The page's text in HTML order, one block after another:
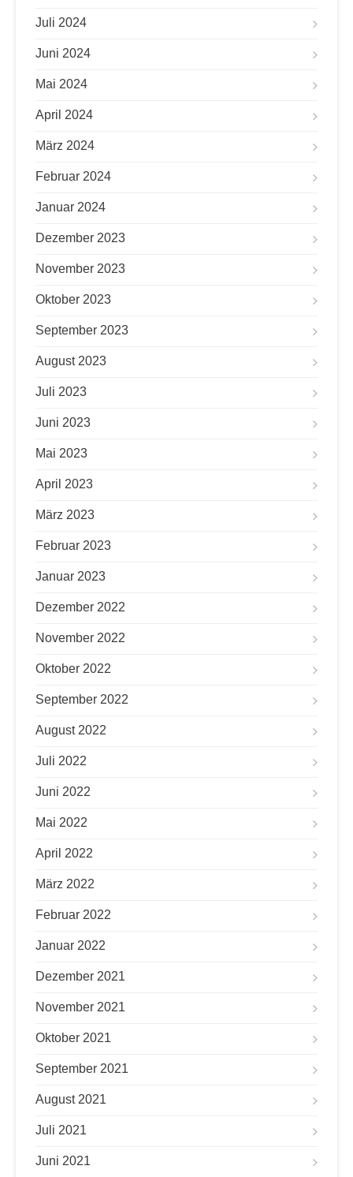
Juli 2024
Juni 2024
Mai 2024
April 2024
März 2024
Februar 2024
Januar 2024
Dezember 2023
November 2023
Oktober 2023
September 2023
August 2023
Juli 2023
Juni 2023
Mai 2023
April 2023
März 2023
Februar 2023
Januar 2023
Dezember 2022
November 2022
Oktober 2022
September 2022
August 2022
Juli 2022
Juni 2022
Mai 2022
April 2022
März 2022
Februar 2022
Januar 2022
Dezember 2021
November 2021
Oktober 2021
September 2021
August 2021
Juli 2021
Juni 2021